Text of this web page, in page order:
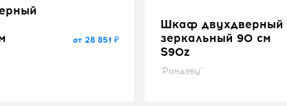
от 28 851 ₽
Шкаф двухдверный
зеркальный 90 см
S90z
"Рандеву"